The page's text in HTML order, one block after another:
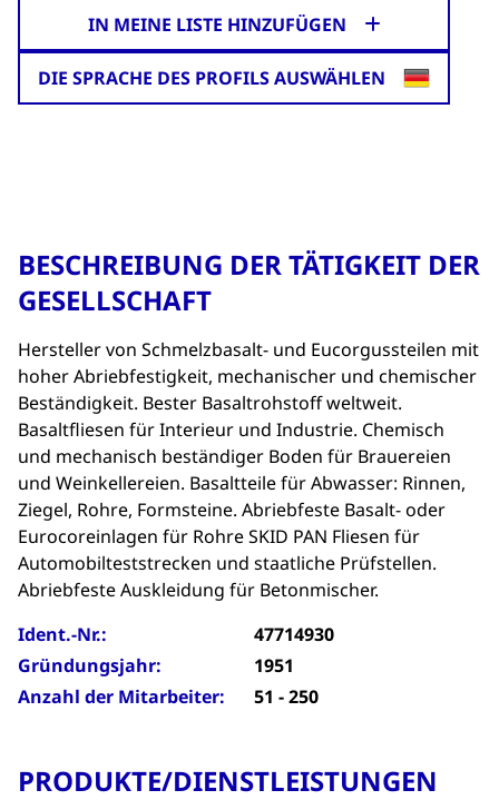
IN MEINE LISTE HINZUFÜGEN
DIE SPRACHE DES PROFILS AUSWÄHLEN
BESCHREIBUNG DER TÄTIGKEIT DER
GESELLSCHAFT
Hersteller von Schmelzbasalt- und Eucorgussteilen mit
hoher Abriebfestigkeit, mechanischer und chemischer
Beständigkeit. Bester Basaltrohstoff weltweit.
Basaltfliesen für Interieur und Industrie. Chemisch
und mechanisch beständiger Boden für Brauereien
und Weinkellereien. Basaltteile für Abwasser: Rinnen,
Ziegel, Rohre, Formsteine. Abriebfeste Basalt- oder
Eurocoreinlagen für Rohre SKID PAN Fliesen für
Automobilteststrecken und staatliche Prüfstellen.
Abriebfeste Auskleidung für Betonmischer.
Ident.-Nr.:
47714930
Gründungsjahr:
1951
Anzahl der Mitarbeiter:
51 - 250
PRODUKTE/DIENSTLEISTUNGEN